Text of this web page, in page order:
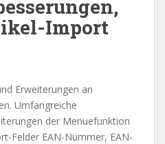
Import
Erweiterungen an
Umfangreiche
der Menuefunktion
Felder EAN-Nummer, EAN-